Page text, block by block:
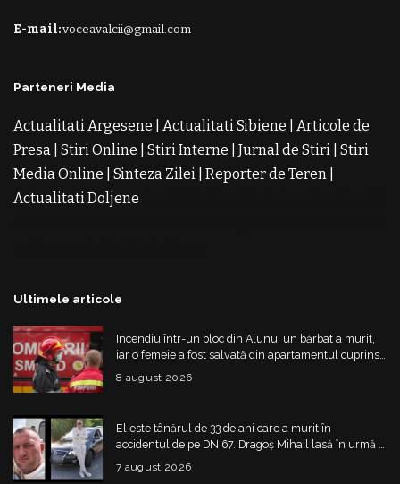
E-mail:voceavalcii@gmail.com
Parteneri Media
Actualitati Argesene Actualitati Sibiene
Articole de
Presa Stiri Online Stiri Interne Jurnal de Stiri Stiri
Media Online
Sinteza Zilei Reporter de Teren
Actualitati Doljene
Ultimele articole
Incendiu într-un bloc din Alunu: un bărbat a murit,
iar o femeie a fost salvată din apartamentul cuprins
de flăcări
8 august 2026
El este tânărul de 33 de ani care a murit în
accidentul de pe DN 67. Dragoș Mihail lasă în urmă o
7 august 2026